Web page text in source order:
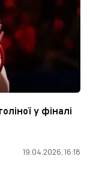
у фіналі
19.04.2026, 16:18